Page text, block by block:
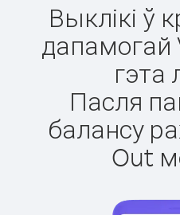
Выклікі ў
гэта
Пасля
балансу
Out